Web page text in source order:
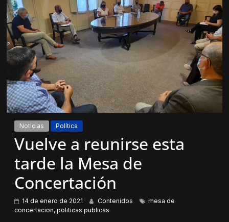
Noticias Política
Vuelve a reunirse esta
tarde la Mesa de
Concertación
14 de enero de 2021 Contenidos
mesa de
concertacion,politicas publicas